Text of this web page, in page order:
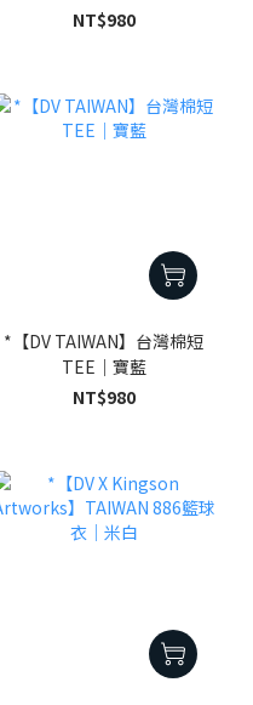
NT$980
*【DV TAIWAN】台灣棉短
TEE｜寶藍
NT$980